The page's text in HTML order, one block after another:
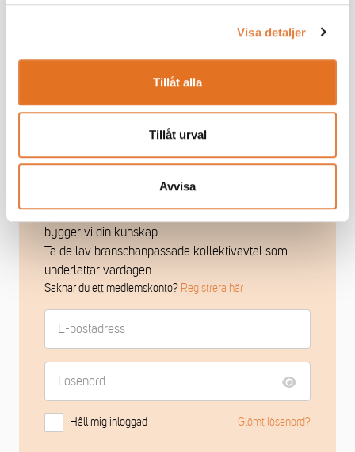
Visa detaljer
Tillåt alla
Tillåt urval
Avvisa
Som medlem får du ta del av
medlemsexklusivt innehåll
Vi ger dig ett effektivt stöd som chef. Tillsammans
bygger vi din kunskap.
Ta de lav branschanpassade kollektivavtal som
underlättar vardagen
Saknar du ett medlemskonto? Registrera här
Håll mig inloggad Glömt lösenord?